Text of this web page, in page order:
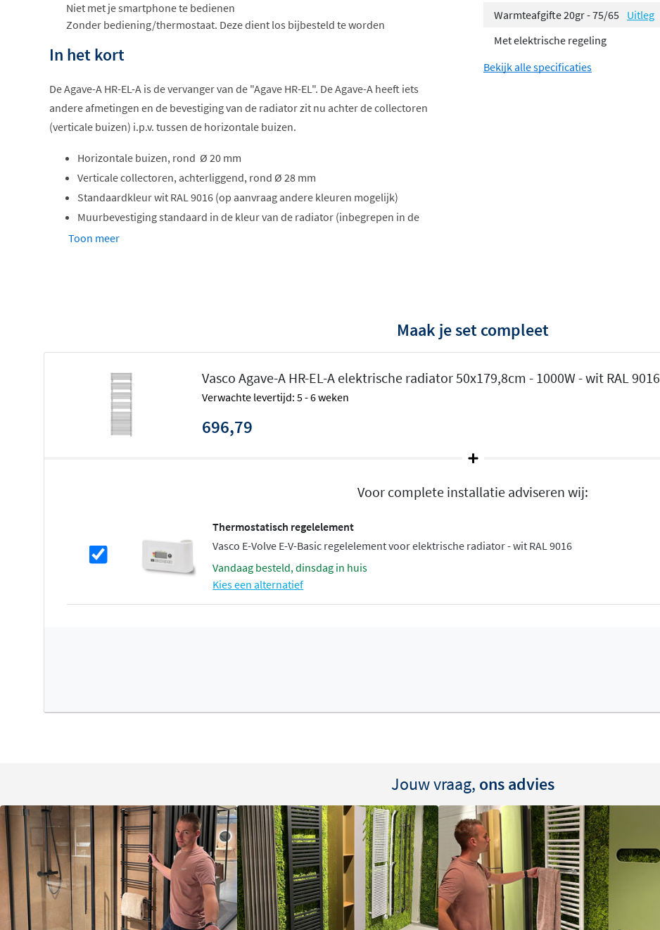
Niet met je smartphone te bedienen
Zonder bediening/thermostaat. Deze dient los bijbesteld te worden
In het kort
De Agave-A HR-EL-A is de vervanger van de "Agave HR-EL". De Agave-A heeft iets
andere afmetingen en de bevestiging van de radiator zit nu achter de collectoren
(verticale buizen) i.p.v. tussen de horizontale buizen.
Horizontale buizen, rond Ø 20 mm
Verticale collectoren, achterliggend, rond Ø 28 mm
Standaardkleur wit RAL 9016 (op aanvraag andere kleuren mogelijk)
Muurbevestiging standaard in de kleur van de radiator (inbegrepen in de
verpakking van de radiator
Toon meer
Warmteafgifte 20gr - 75/65 Uitleg
Met elektrische regeling
Bekijk alle specificaties
Maak je set compleet
Vasco Agave-A HR-EL-A elektrische radiator 50x179,8cm - 1000W - wit RAL 9016
Verwachte levertijd: 5 - 6 weken
696,79
Voor complete installatie adviseren wij:
Thermostatisch regelelement
Vasco E-Volve E-V-Basic regelelement voor elektrische radiator - wit RAL 9016
vandaag besteld, dinsdag in huis
Kies een alternatief
Jouw vraag, ons advies